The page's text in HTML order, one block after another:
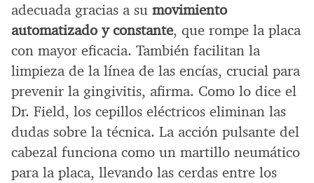
adecuada gracias a su movimiento
automatizado y constante, que rompe la placa
con mayor eficacia. También facilitan la
limpieza de la línea de las encías, crucial para
prevenir la gingivitis, afirma. Como lo dice el
Dr. Field, los cepillos eléctricos eliminan las
dudas sobre la técnica. La acción pulsante del
cabezal funciona como un martillo neumático
para la placa, llevando las cerdas entre los